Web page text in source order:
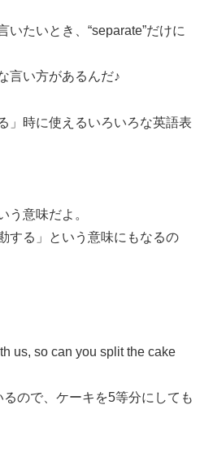
いたいとき、“separate”だけに
言い方があるんだ♪
」時に使えるいろいろな英語表
う意味だよ。
する」という意味にもなるの
us, so can you split the cake
るので、ケーキを5等分にしても